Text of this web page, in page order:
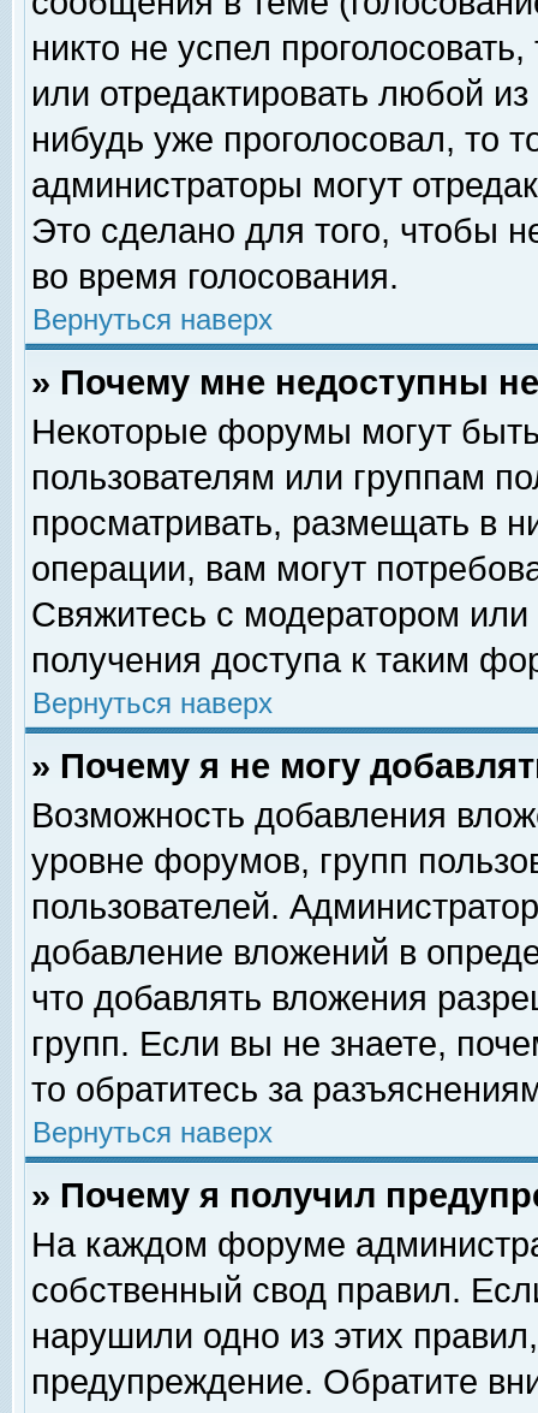
никто не успел
или отредактировать любой
нибудь уже проголосовал, то
администраторы могут
Это сделано для того, чтобы
во время голосования.
Вернуться наверх
» Почему мне недоступны
Некоторые форумы могут
пользователям или группам
просматривать, размещать в
операции, вам могут
Свяжитесь с модератором
получения доступа к таким
Вернуться наверх
» Почему я не могу
Возможность добавления
уровне форумов, групп
пользователей.
добавление вложений в
что добавлять вложения
групп. Если вы не знаете,
то обратитесь за
Вернуться наверх
» Почему я получил
На каждом форуме
собственный свод правил.
нарушили одно из этих
предупреждение. Обратите